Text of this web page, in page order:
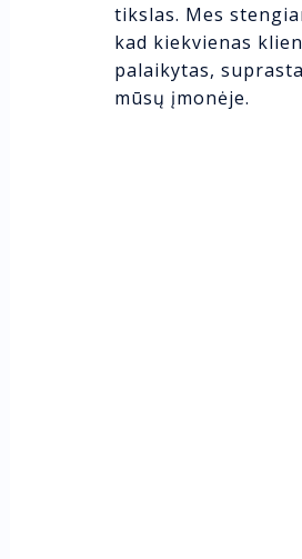
tikslas. Mes
kad kiekvienas
palaikytas,
mūsų įmonėje.